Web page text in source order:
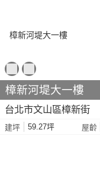
樟新河堤大一樓
台北市文山區樟新街
建坪 59.27坪 屋齡